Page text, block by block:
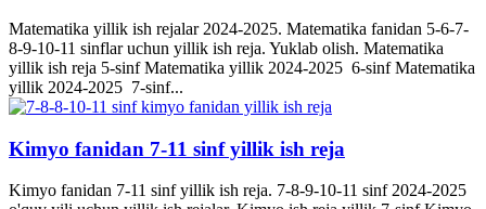
Matematika yillik ish rejalar 2024-2025. Matematika fanidan 5-6-7-
8-9-10-11 sinflar uchun yillik ish reja. Yuklab olish. Matematika
yillik ish reja 5-sinf Matematika yillik 2024-2025 6-sinf Matematika
yillik 2024-2025 7-sinf...
Kimyo fanidan 7-11 sinf yillik ish reja
Kimyo fanidan 7-11 sinf yillik ish reja. 7-8-9-10-11 sinf 2024-2025